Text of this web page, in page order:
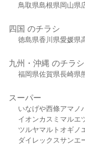
鳥取県島根県岡山県
四国 のチラシ
徳島県香川県愛媛県
九州・沖縄 のチラシ
福岡県佐賀県長崎県
スーパー
いなげや西條アマノ
イオンカスミ マルエ
ツルヤマルト オギノ
ダイレックスサンエ